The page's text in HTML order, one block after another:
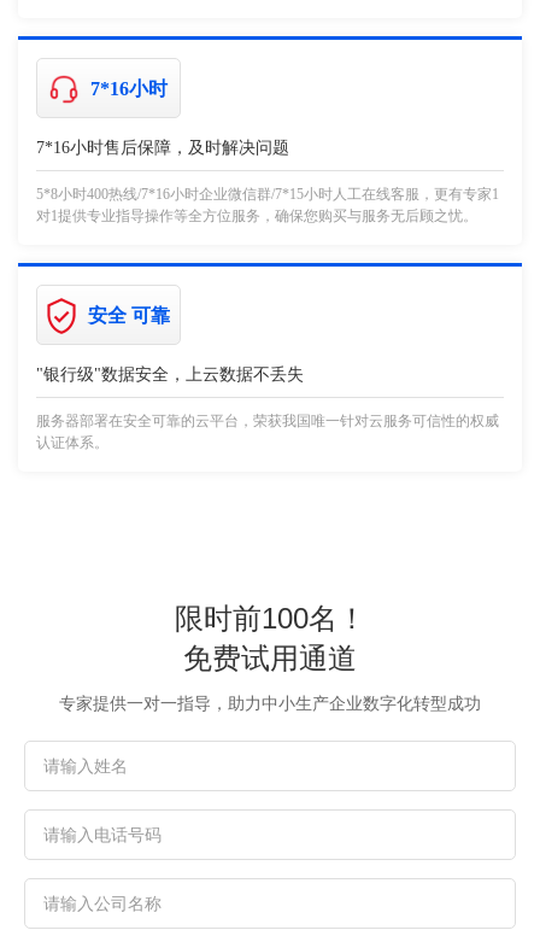
7*16小时
7*16小时售后保障，及时解决问题
5*8小时400热线/7*16小时企业微信群/7*15小时人工在线客服，更有专家1
对1提供专业指导操作等全方位服务，确保您购买与服务无后顾之忧。
安全 可靠
"银行级"数据安全，上云数据不丢失
服务器部署在安全可靠的云平台，荣获我国唯一针对云服务可信性的权威
认证体系。
限时前100名！
免费试用通道
专家提供一对一指导，助力中小生产企业数字化转型成功